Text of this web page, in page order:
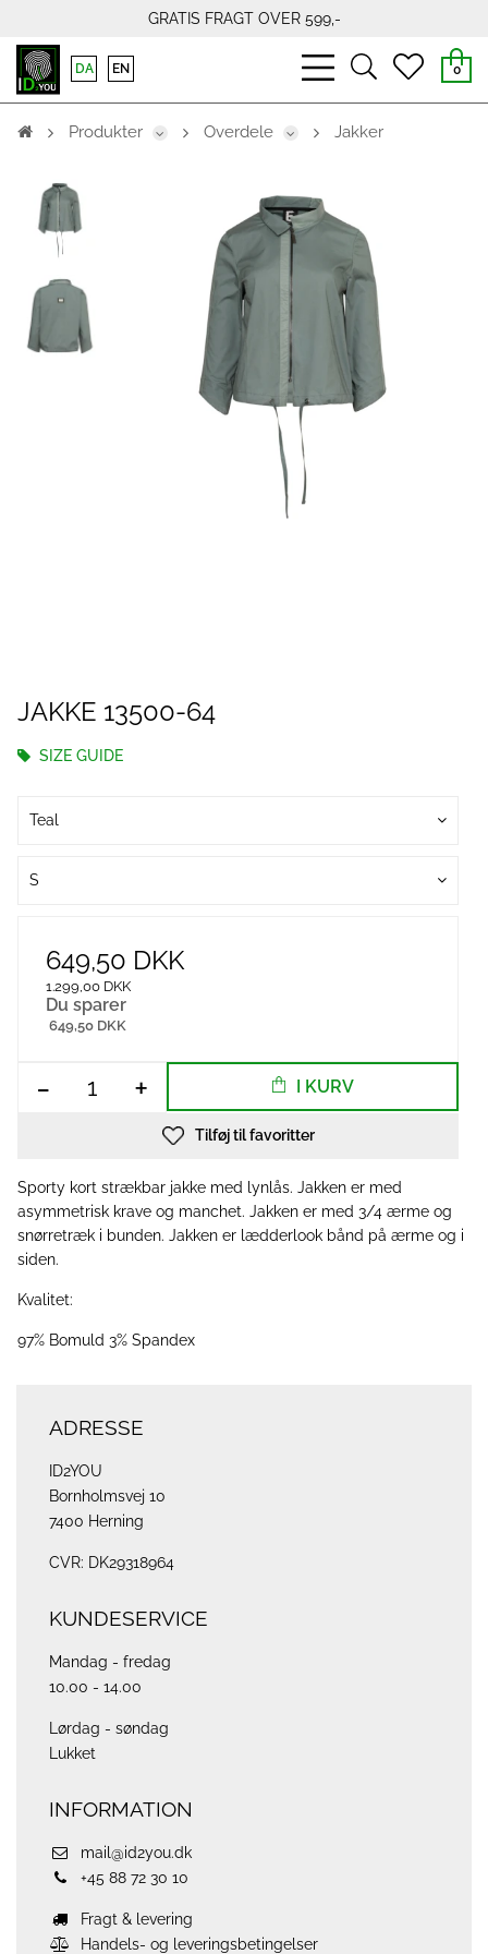
GRATIS FRAGT OVER 599,-
bars
light
searchheart
0
DA EN
Produkter Overdele Jakker
JAKKE 13500-64
SIZE GUIDE
Teal
S
649,50 DKK
1.299,00 DKK
Du sparer
649,50 DKK
- + I KURV
Tilføj til favoritter
Sporty kort strækbar jakke med lynlås. Jakken er med
asymmetrisk krave og manchet. Jakken er med 3/4 ærme og
snørretræk i bunden. Jakken er lædderlook bånd på ærme og i
siden.
Kvalitet:
97% Bomuld 3% Spandex
ADRESSE
ID2YOU
Bornholmsvej 10
7400 Herning
CVR: DK29318964
KUNDESERVICE
Mandag - fredag
10.00 - 14.00
Lørdag - søndag
Lukket
INFORMATION
mail@id2you.dk
+45 88 72 30 10
Fragt & levering
Handels- og leveringsbetingelser